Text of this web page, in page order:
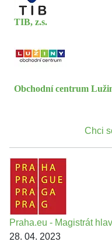
TIB, z.s.
Obchodní centrum
Chci
Praha.eu - Magistrát
28. 04. 2023